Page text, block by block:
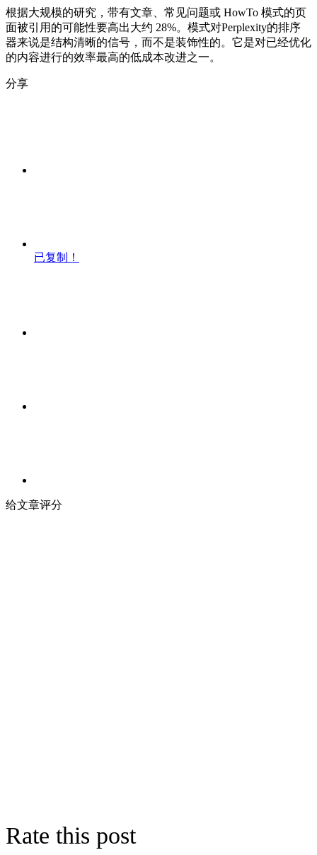
根据大规模的研究，带有文章、常见问题或 HowTo 模式的页
面被引用的可能性要高出大约 28%。模式对Perplexity的排序
器来说是结构清晰的信号，而不是装饰性的。它是对已经优化
的内容进行的效率最高的低成本改进之一。
分享
已复制！
给文章评分
Rate this post